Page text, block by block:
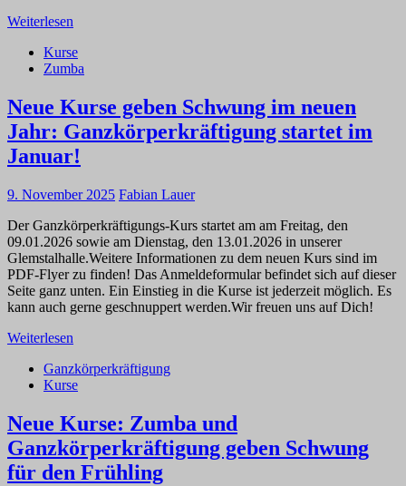
Weiterlesen
Kurse
Zumba
Neue Kurse geben Schwung im neuen
Jahr: Ganzkörperkräftigung startet im
Januar!
9. November 2025 Fabian Lauer
Der Ganzkörperkräftigungs-Kurs startet am am Freitag, den
09.01.2026 sowie am Dienstag, den 13.01.2026 in unserer
Glemstalhalle.Weitere Informationen zu dem neuen Kurs sind im
PDF-Flyer zu finden! Das Anmeldeformular befindet sich auf dieser
Seite ganz unten. Ein Einstieg in die Kurse ist jederzeit möglich. Es
kann auch gerne geschnuppert werden.Wir freuen uns auf Dich!
Weiterlesen
Ganzkörperkräftigung
Kurse
Neue Kurse: Zumba und
Ganzkörperkräftigung geben Schwung
für den Frühling